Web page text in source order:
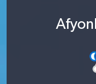
Haber Arşivi